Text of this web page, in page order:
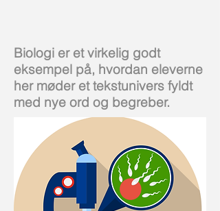
Biologi er et virkelig godt
eksempel på, hvordan eleverne
her møder et tekstunivers fyldt
med nye ord og begreber.